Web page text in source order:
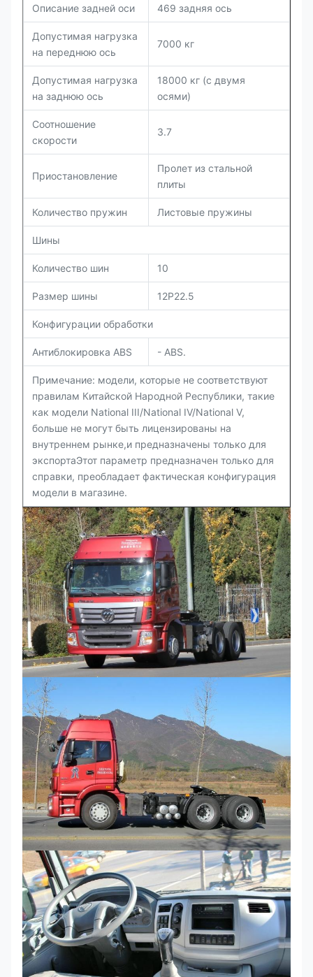
Описание задней оси 469 задняя ось
Допустимая нагрузка
на переднюю ось
7000 кг
Допустимая нагрузка
на заднюю ось
18000 кг (с двумя
осями)
Соотношение
скорости
3.7
Приостановление
Пролет из стальной
плиты
Количество пружин Листовые пружины
Шины
Количество шин 10
Размер шины 12Р22.5
Конфигурации обработки
Антиблокировка ABS - ABS.
Примечание: модели, которые не соответствуют
правилам Китайской Народной Республики, такие
как модели National III/National IV/National V,
больше не могут быть лицензированы на
внутреннем рынке,и предназначены только для
экспортаЭтот параметр предназначен только для
справки, преобладает фактическая конфигурация
модели в магазине.